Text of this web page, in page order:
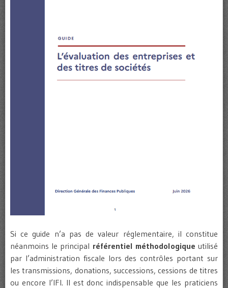
Si ce guide n’a pas de valeur réglementaire, il constitue
néanmoins le principal référentiel méthodologique utilisé
par l’administration fiscale lors des contrôles portant sur
les transmissions, donations, successions, cessions de titres
ou encore l’IFI. Il est donc indispensable que les praticiens